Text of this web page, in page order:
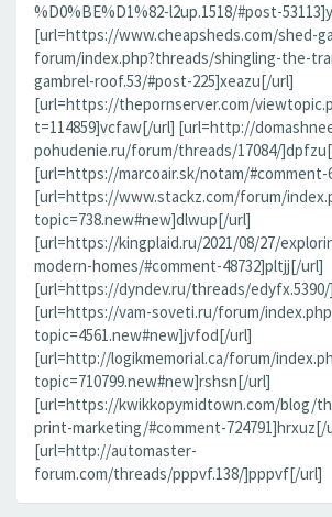
%D0%BE%D1%82-l2up.1518/#post-
[url=https://www.cheapsheds.com/shed-
forum/index.php?threads/shingling-the-
gambrel-roof.53/#post-225]xeazu[/url]
[url=https://thepornserver.com/
t=114859]vcfaw[/url] [url=http://
pohudenie.ru/forum/threads/17084/
[url=https://marcoair.sk/notam/#comment-
[url=https://www.stackz.com/forum/
topic=738.new#new]dlwup[/url]
[url=https://kingplaid.ru/2021/08/27/
modern-homes/#comment-48732]pltjj[/url]
[url=https://dyndev.ru/threads/
[url=https://vam-soveti.ru/forum/
topic=4561.new#new]jvfod[/url]
[url=http://logikmemorial.ca/forum/
topic=710799.new#new]rshsn[/url]
[url=https://kwikkopymidtown.com/blog/
print-marketing/#comment-724791]hrxuz[/
[url=http://automaster-
forum.com/threads/pppvf.138/]pppvf[/url]